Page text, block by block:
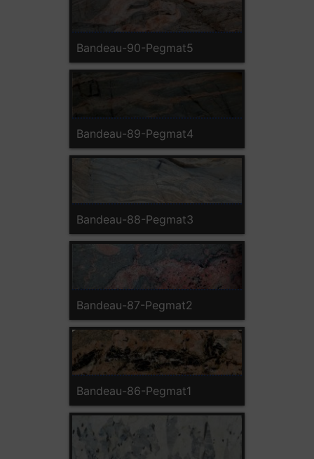
Bandeau-90-Pegmat5
Bandeau-89-Pegmat4
Bandeau-88-Pegmat3
Bandeau-87-Pegmat2
Bandeau-86-Pegmat1